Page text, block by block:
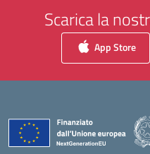
Scarica la
App Store